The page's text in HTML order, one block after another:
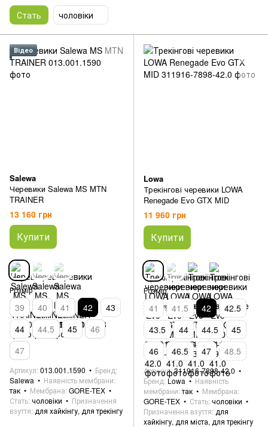
Стать чоловіки
Відео
Salewa
Черевики Salewa MS MTN
TRAINER
13 160 грн
Купити
Розмір
39 40 41 42
43
44
44.5 45
46
47
Артикул 013.001.1590
Бренд
Salewa
Наявність мембрани
так
Мембрана GORE-TEX
Стать чоловіки
Призначення
взуття для хайкінгу, для трекінгу
Lowa
Трекінгові черевики LOWA
Renegade Evo GTX MID
11 960 грн
Купити
Розмір
41 41.5 42
42.5
43.5
44 44.5
45
46
46.5 47 48.5
Артикул 311916-7898-42.0
Бренд Lowa
Наявність
мембрани так
Мембрана
GORE-TEX
Стать чоловіки
Призначення взуття для
хайкінгу, для міста, для трекінгу